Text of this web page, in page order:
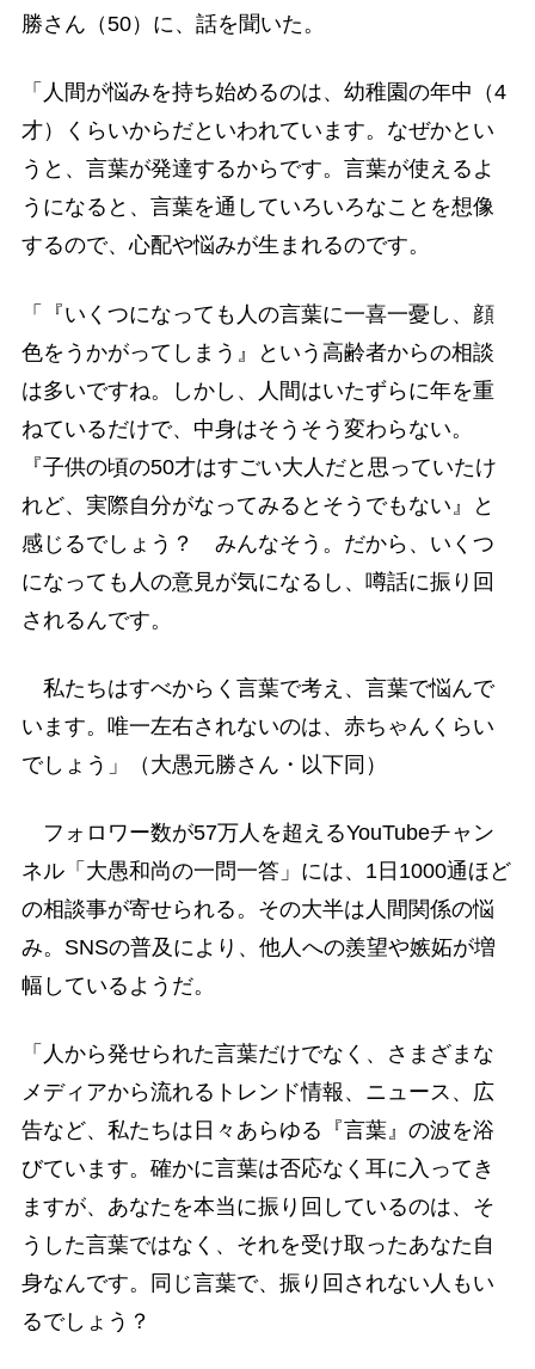
勝さん（50）に、話を聞いた。
「人間が悩みを持ち始めるのは、幼稚園の年中（4
才）くらいからだといわれています。なぜかとい
うと、言葉が発達するからです。言葉が使えるよ
うになると、言葉を通していろいろなことを想像
するので、心配や悩みが生まれるのです。
「『いくつになっても人の言葉に一喜一憂し、顔
色をうかがってしまう』という高齢者からの相談
は多いですね。しかし、人間はいたずらに年を重
ねているだけで、中身はそうそう変わらない。
『子供の頃の50才はすごい大人だと思っていたけ
れど、実際自分がなってみるとそうでもない』と
感じるでしょう？ みんなそう。だから、いくつ
になっても人の意見が気になるし、噂話に振り回
されるんです。
私たちはすべからく言葉で考え、言葉で悩んで
います。唯一左右されないのは、赤ちゃんくらい
でしょう」（大愚元勝さん・以下同）
フォロワー数が57万人を超えるYouTubeチャン
ネル「大愚和尚の一問一答」には、1日1000通ほど
の相談事が寄せられる。その大半は人間関係の悩
み。SNSの普及により、他人への羨望や嫉妬が増
幅しているようだ。
「人から発せられた言葉だけでなく、さまざまな
メディアから流れるトレンド情報、ニュース、広
告など、私たちは日々あらゆる『言葉』の波を浴
びています。確かに言葉は否応なく耳に入ってき
ますが、あなたを本当に振り回しているのは、そ
うした言葉ではなく、それを受け取ったあなた自
身なんです。同じ言葉で、振り回されない人もい
るでしょう？